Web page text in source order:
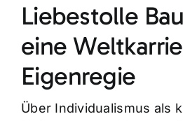
Liebestolle
eine
Eigenregie
Über Individualismus als